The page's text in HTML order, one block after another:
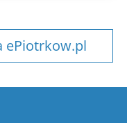
ePiotrkow.pl